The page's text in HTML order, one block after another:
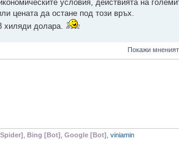
условия, действията на
цената да остане под този връх.
хиляди долара.
Покажи
Bing [Bot] Google [Bot] viniamin